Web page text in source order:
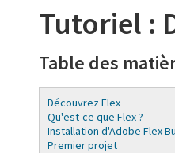
Tutoriel :
Table des
Découvrez Flex
Qu'est-ce que Flex ?
Installation d'Adobe Flex
Premier projet